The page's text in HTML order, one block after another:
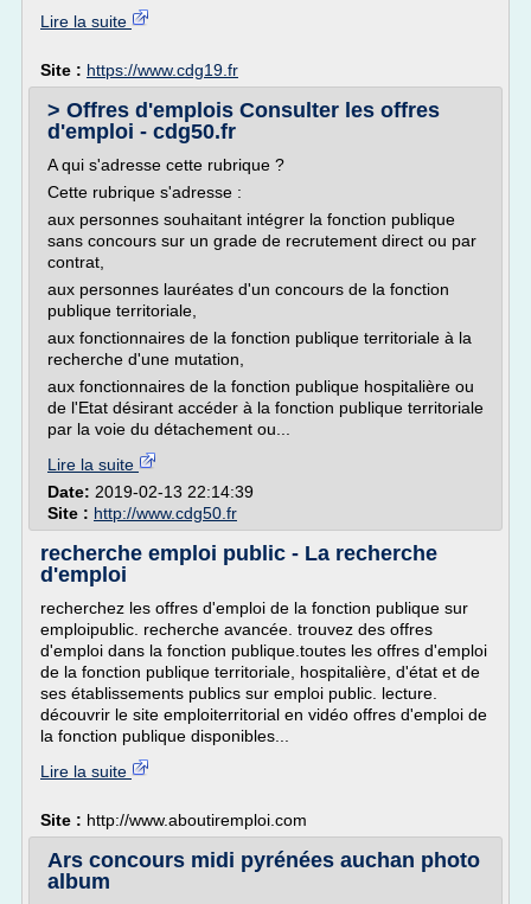
Lire la suite
Site : https://www.cdg19.fr
> Offres d'emplois Consulter les offres
d'emploi - cdg50.fr
A qui s'adresse cette rubrique ?
Cette rubrique s'adresse :
aux personnes souhaitant intégrer la fonction publique
sans concours sur un grade de recrutement direct ou par
contrat,
aux personnes lauréates d'un concours de la fonction
publique territoriale,
aux fonctionnaires de la fonction publique territoriale à la
recherche d'une mutation,
aux fonctionnaires de la fonction publique hospitalière ou
de l'Etat désirant accéder à la fonction publique territoriale
par la voie du détachement ou...
Lire la suite
Date: 2019-02-13 22:14:39
Site : http://www.cdg50.fr
recherche emploi public - La recherche
d'emploi
recherchez les offres d'emploi de la fonction publique sur
emploipublic. recherche avancée. trouvez des offres
d'emploi dans la fonction publique.toutes les offres d'emploi
de la fonction publique territoriale, hospitalière, d'état et de
ses établissements publics sur emploi public. lecture.
découvrir le site emploiterritorial en vidéo offres d'emploi de
la fonction publique disponibles...
Lire la suite
Site : http://www.aboutiremploi.com
Ars concours midi pyrénées auchan photo
album